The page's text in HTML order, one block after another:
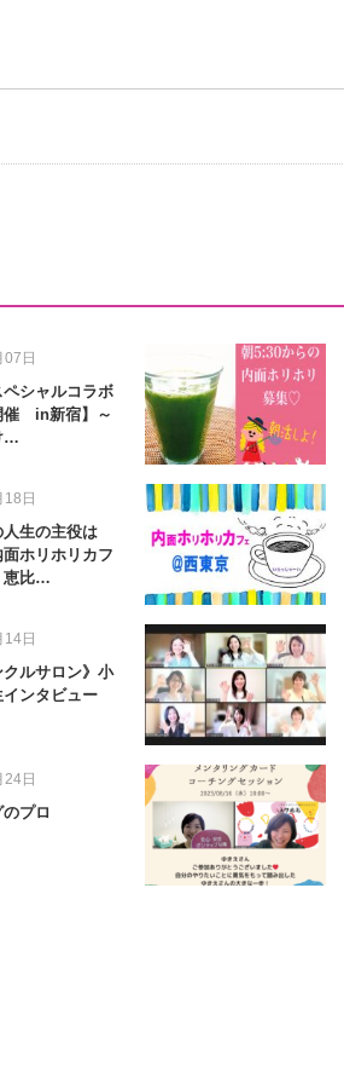
日
ペシャルコラボ
催 in新宿】～
…
日
人生の主役は
ホリホリカフ
恵比…
日
クルサロン》小
ンタビュー
日
プロ